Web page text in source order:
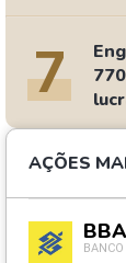
7
AÇÕES